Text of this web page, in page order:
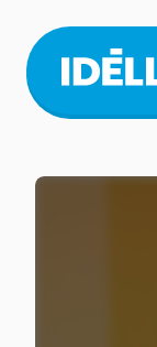
contenu
principal